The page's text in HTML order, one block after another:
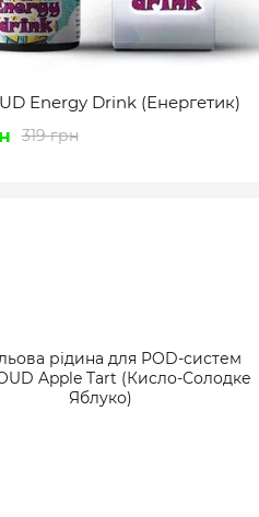
Energy Drink (Енергетик)
319 грн